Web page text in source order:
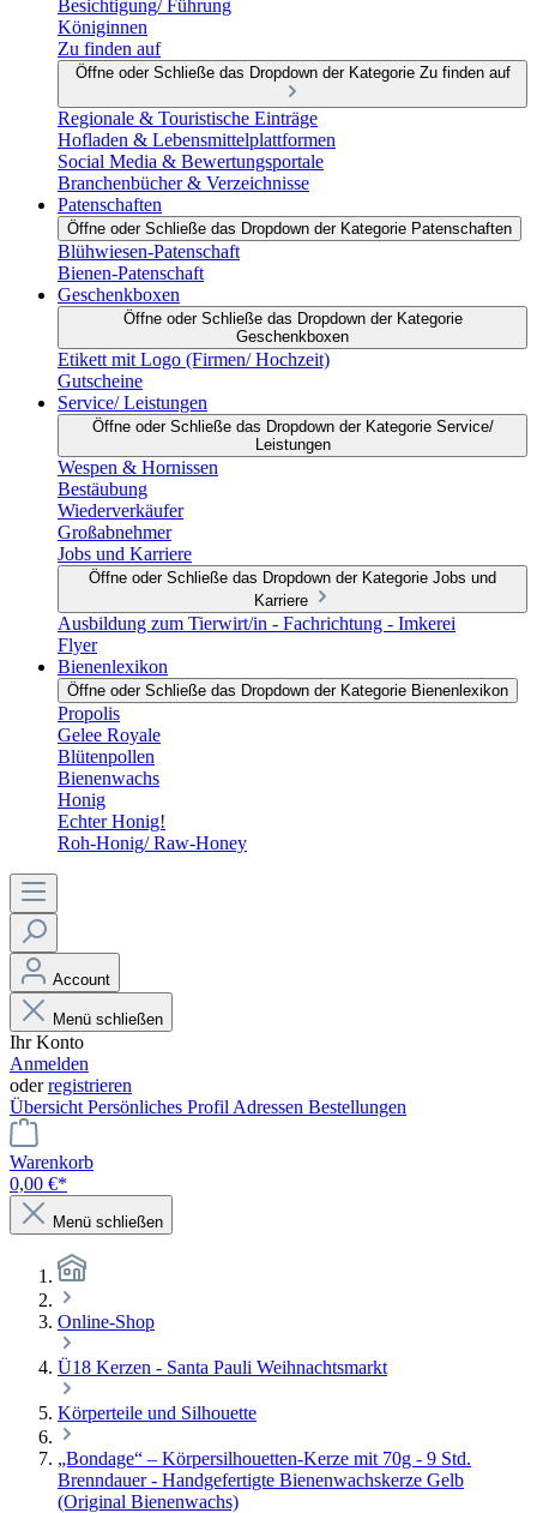
Besichtigung/ Führung
Königinnen
Zu finden auf
Öffne oder Schließe das Dropdown der Kategorie Zu finden auf
Regionale & Touristische Einträge
Hofladen & Lebensmittelplattformen
Social Media & Bewertungsportale
Branchenbücher & Verzeichnisse
Patenschaften
Öffne oder Schließe das Dropdown der Kategorie Patenschaften
Blühwiesen-Patenschaft
Bienen-Patenschaft
Geschenkboxen
Öffne oder Schließe das Dropdown der Kategorie
Geschenkboxen
Etikett mit Logo (Firmen/ Hochzeit)
Gutscheine
Service/ Leistungen
Öffne oder Schließe das Dropdown der Kategorie Service/
Leistungen
Wespen & Hornissen
Bestäubung
Wiederverkäufer
Großabnehmer
Jobs und Karriere
Öffne oder Schließe das Dropdown der Kategorie Jobs und
Karriere
Ausbildung zum Tierwirt/in - Fachrichtung - Imkerei
Flyer
Bienenlexikon
Öffne oder Schließe das Dropdown der Kategorie Bienenlexikon
Propolis
Gelee Royale
Blütenpollen
Bienenwachs
Honig
Echter Honig!
Roh-Honig/ Raw-Honey
Account
Menü schließen
Ihr Konto
Anmelden
oderregistrieren
Übersicht Persönliches Profil Adressen Bestellungen
Warenkorb
0,00 €*
Menü schließen
Online-Shop
Ü18 Kerzen - Santa Pauli Weihnachtsmarkt
Körperteile und Silhouette
„Bondage“ – Körpersilhouetten-Kerze mit 70g - 9 Std.
Brenndauer - Handgefertigte Bienenwachskerze Gelb
(Original Bienenwachs)